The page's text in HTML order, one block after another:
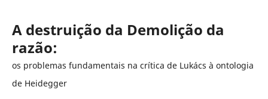
A destruição da Demolição da
razão:
os problemas fundamentais na crítica de Lukács à ontologia
de Heidegger